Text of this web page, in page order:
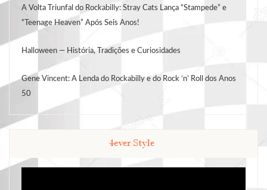
A Volta Triunfal do Rockabilly: Stray Cats Lança “Stampede” e
“Teenage Heaven” Após Seis Anos!
Halloween — História, Tradições e Curiosidades
Gene Vincent: A Lenda do Rockabilly e do Rock ‘n’ Roll dos Anos
50
4ever Style